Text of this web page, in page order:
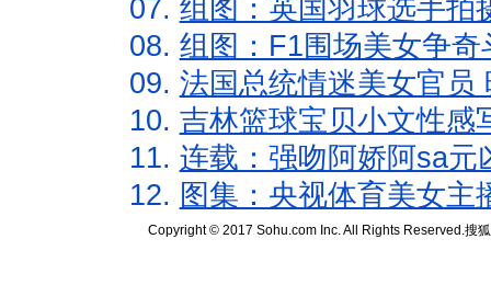
07. 组图：英国羽球选手拍
08. 组图：F1围场美女争
09. 法国总统情迷美女官员
10. 吉林篮球宝贝小文性感
11. 连载：强吻阿娇阿sa元
12. 图集：央视体育美女主
Copyright © 2017 Sohu.com Inc. All Rights Reserved.搜